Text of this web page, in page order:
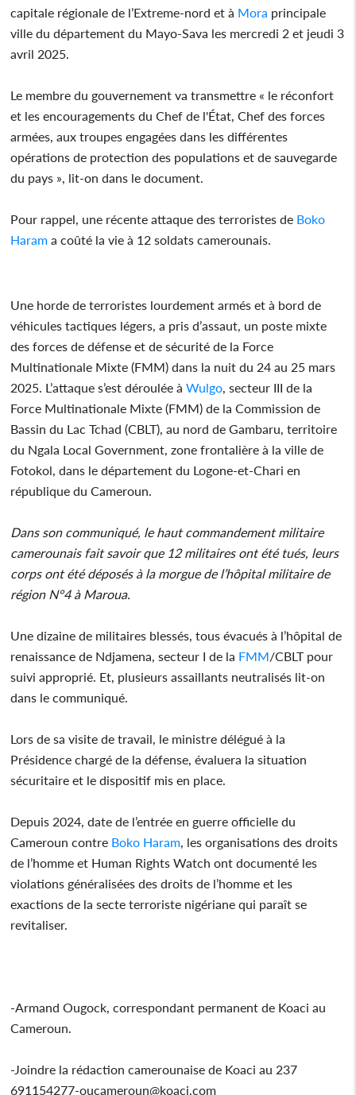
capitale régionale de l’Extreme-nord et à Mora principale
ville du département du Mayo-Sava les mercredi 2 et jeudi 3
avril 2025.
Le membre du gouvernement va transmettre « le réconfort
et les encouragements du Chef de l'État, Chef des forces
armées, aux troupes engagées dans les différentes
opérations de protection des populations et de sauvegarde
du pays », lit-on dans le document.
Pour rappel, une récente attaque des terroristes de Boko
Haram a coûté la vie à 12 soldats camerounais.
Une horde de terroristes lourdement armés et à bord de
véhicules tactiques légers, a pris d’assaut, un poste mixte
des forces de défense et de sécurité de la Force
Multinationale Mixte (FMM) dans la nuit du 24 au 25 mars
2025. L’attaque s’est déroulée àWulgo , secteur III de la
Force Multinationale Mixte (FMM) de la Commission de
Bassin du Lac Tchad (CBLT), au nord de Gambaru, territoire
du Ngala Local Government, zone frontalière à la ville de
Fotokol, dans le département du Logone-et-Chari en
république du Cameroun.
Dans son communiqué, le haut commandement militaire
camerounais fait savoir que 12 militaires ont été tués, leurs
corps ont été déposés à la morgue de l’hôpital militaire de
région N°4 à Maroua.
Une dizaine de militaires blessés, tous évacués à l’hôpital de
renaissance de Ndjamena, secteur I de la FMM/CBLT pour
suivi approprié. Et, plusieurs assaillants neutralisés lit-on
dans le communiqué.
Lors de sa visite de travail, le ministre délégué à la
Présidence chargé de la défense, évaluera la situation
sécuritaire et le dispositif mis en place.
Depuis 2024, date de l’entrée en guerre officielle du
Cameroun contre Boko Haram , les organisations des droits
de l’homme et Human Rights Watch ont documenté les
violations généralisées des droits de l’homme et les
exactions de la secte terroriste nigériane qui paraît se
revitaliser.
-Armand Ougock, correspondant permanent de Koaci au
Cameroun.
-Joindre la rédaction camerounaise de Koaci au 237
691154277-oucameroun@koaci.com